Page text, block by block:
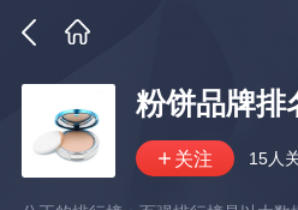
粉饼品牌排
15人